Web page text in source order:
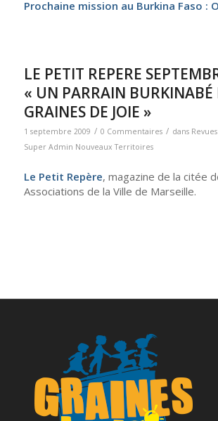
Prochaine mission au Burkina Faso :
LE PETIT REPERE
« UN PARRAIN BURKINABÉ
GRAINES DE JOIE »
1 septembre 2009 / 0 Commentaires / dans
Super Admin Nouveaux Territoires
Le Petit Repère, magazine de la citée
Associations de la Ville de Marseille.